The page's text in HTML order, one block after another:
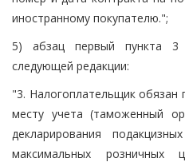
иностранному покупателю.";
5) абзац первый пункта 3
следующей редакции:
"3. Налогоплательщик обязан
месту учета (таможенный
декларирования
максимальных розничных